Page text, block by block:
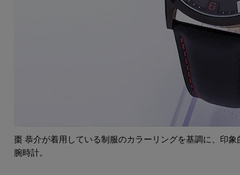
棗 恭介が着用している制服のカラーリングを基調に、印
腕時計。